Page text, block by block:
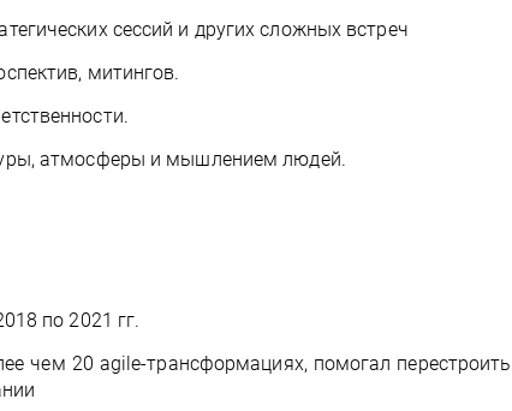
сессий и других сложных встреч
митингов.
атмосферы и мышлением людей.
по 2021 гг.
чем 20 agile-трансформациях, помогал перестроить